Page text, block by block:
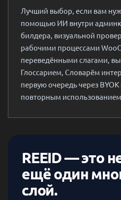
Лучший выбор, если вам
помощью ИИ внутри
билдера, визуальной
рабочими процессами
переведёнными слагами,
Глоссарием, Словарём
первую очередь через
повторным
REEID — это
ещё один
слой.